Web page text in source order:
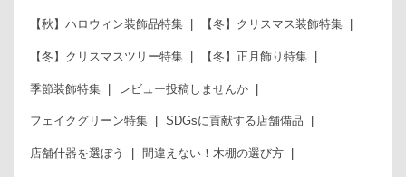
【秋】ハロウィン装飾品特集 【冬】クリスマス装飾特集
【冬】クリスマスツリー特集 【冬】正月飾り特集
季節装飾特集 レビュー投稿しませんか
フェイクグリーン特集 SDGsに貢献する店舗備品
店舗什器を選ぼう 間違えない！木棚の選び方